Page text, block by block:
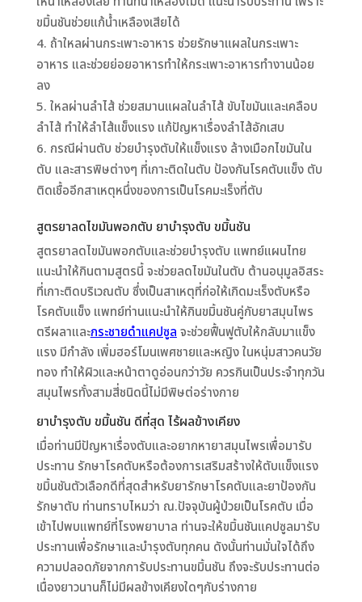
ขมิ้นชันช่วยแก้น้ำเหลืองเสียได้
ถ้าใหลผ่านกระเพาะอาหาร ช่วยรักษาแผลในกระเพาะ
อาหาร และช่วยย่อยอาหารทำให้กระเพาะอาหารทำงานน้อย
ลง
ใหลผ่านลำไส้ ช่วยสมานแผลในลำไส้ ขับไขมันและเคลือบ
ลำไส้ ทำให้ลำไส้แข็งแรง แก้ปัญหาเรื่องลำไส้อักเสบ
กรณีผ่านตับ ช่วยบำรุงตับให้แข็งแรง ล้างเมือกไขมันใน
ตับ และสารพิษต่างๆ ที่เกาะติดในตับ ป้องกันโรคตับแข็ง ตับ
ติดเชื้ออีกสาเหตุหนึ่งของการเป็นโรคมะเร็งที่ตับ
สูตรยาลดไขมันพอกตับ ยาบำรุงตับ ขมิ้นชัน
สูตรยาลดไขมันพอกตับและช่วยบำรุงตับ แพทย์แผนไทย
แนะนำให้กินตามสูตรนี้ จะช่วยลดไขมันในตับ ต้านอนุมูลอิสระ
ที่เกาะติดบริเวณตับ ซึ่งเป็นสาเหตุที่ก่อให้เกิดมะเร็งตับหรือ
โรคตับแข็ง แพทย์ท่านแนะนำให้กินขมิ้นชันคู่กับยาสมุนไพร
ตรีผลาและกระชายดำแคปซูลจะช่วยฟื้นฟูตับให้กลับมาแข็ง
แรง มีกำลัง เพิ่มฮอร์โมนเพศชายและหญิง ในหนุ่มสาวคนวัย
ทอง ทำให้ผิวและหน้าตาดูอ่อนกว่าวัย ควรกินเป็นประจำทุกวัน
สมุนไพรทั้งสามสี่ชนิดนี้ไม่มีพิษต่อร่างกาย
ยาบำรุงตับ ขมิ้นชัน ดีที่สุด ไร้ผลข้างเคียง
เมื่อท่านมีปัญหาเรื่องตับและอยากหายาสมุนไพรเพื่อมารับ
ประทาน รักษาโรคตับหรือต้องการเสริมสร้างให้ตับแข็งแรง
ขมิ้นชันตัวเลือกดีที่สุดสำหรับยารักษาโรคตับและยาป้องกัน
รักษาตับ ท่านทราบไหมว่า ณ.ปัจจุบันผู้ป่วยเป็นโรคตับ เมื่อ
เข้าไปพบแพทย์ที่โรงพยาบาล ท่านจะให้ขมิ้นชันแคปซูลมารับ
ประทานเพื่อรักษาและบำรุงตับทุกคน ดังนั้นท่านมั่นใจได้ถึง
ความปลอดภัยจากการับประทานขมิ้นชัน ถึงจะรับประทานต่อ
เนื่องยาวนานก็ไม่มีผลข้างเคียงใดๆกับร่างกาย